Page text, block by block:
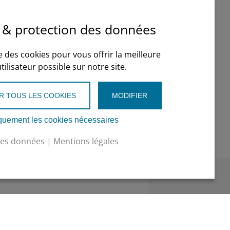
environnemental (GWP ≤ 3)
professionnels
protection des données
des cookies pour vous offrir la meilleure
possible sur notre site.
TOUS LES COOKIES MODIFIER
les cookies nécessaires
données | Mentions légales